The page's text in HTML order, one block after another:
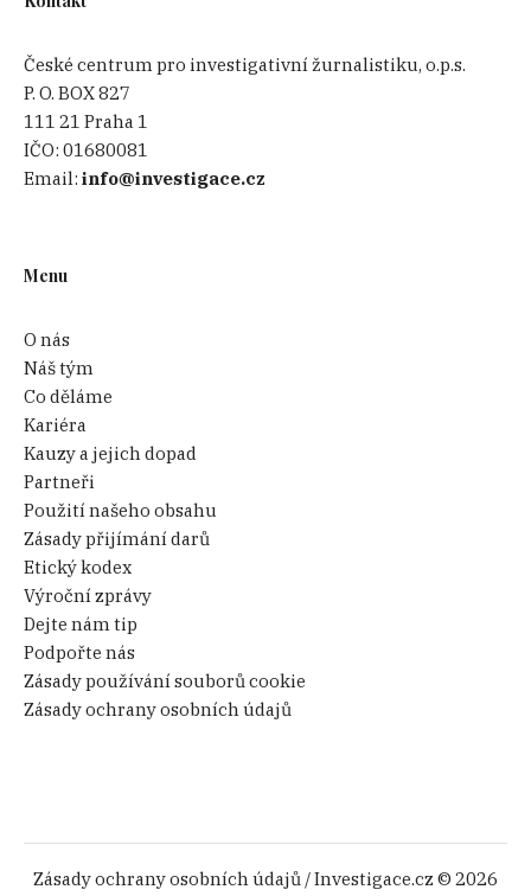
České centrum pro investigativní žurnalistiku, o.p.s.
P. O. BOX 827
111 21 Praha 1
IČO:01680081
Email:info@investigace.cz
Menu
O nás
Náš tým
Co děláme
Kariéra
Kauzy a jejich dopad
Partneři
Použití našeho obsahu
Zásady přijímání darů
Etický kodex
Výroční zprávy
Dejte nám tip
Podpořte nás
Zásady používání souborů cookie
Zásady ochrany osobních údajů
Zásady ochrany osobních údajů / Investigace.cz © 2026